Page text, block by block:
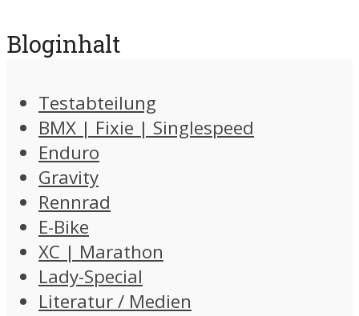
Bloginhalt
Testabteilung
BMX | Fixie | Singlespeed
Enduro
Gravity
Rennrad
E-Bike
XC | Marathon
Lady-Special
Literatur / Medien